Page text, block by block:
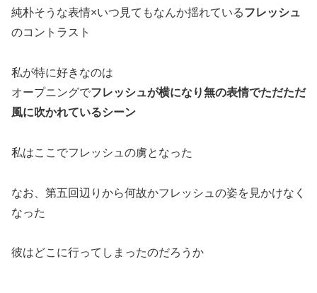
純朴そうな表情×いつ見てもなんか揺れているフレッシュ
のコントラスト
私が特に好きなのは
オープニングでフレッシュが横になり無の表情でただただ
風に吹かれているシーン
私はここでフレッシュの虜となった
なお、第五回辺りから何故かフレッシュの姿を見かけなく
なった
彼はどこに行ってしまったのだろうか